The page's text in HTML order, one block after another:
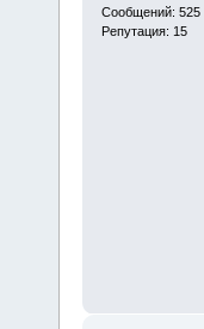
Сообщений: 525
Репутация: 15